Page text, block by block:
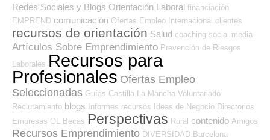
Redes Sociales y Blogs Orientación Laboral financiación
EMPREND comunicación Ofertas Empleo Internacional clientes
recursos de orientación Salud coaching social media
Artículos Sobre Emprendimiento Prevención de Riesgos
Laborales Recursos para
Profesionales Ofertas Empleo
Seleccionadas Guías Castilla La Mancha Voluntariado
Reclutamiento blogs Informes recursos Ideas de Negocio Directorios
Empresas OL
Becas Perspectivas Rural contenido Amigos
Recursos Emprendimiento DIVERSIDAD Barcelona